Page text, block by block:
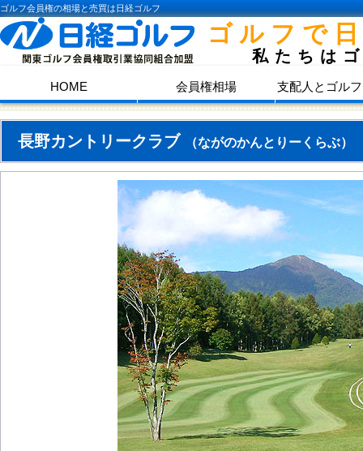
ゴルフ会員権の相場と売買は日経ゴルフ
ゴルフで
私たちは
HOME 会員権相場 支配人とゴル
長野カントリークラブ （ながのかんとりーくらぶ）